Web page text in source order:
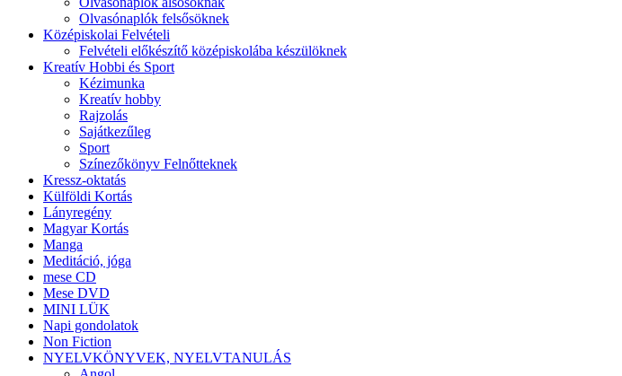
Olvasónaplók felsősöknek
Középiskolai Felvételi
Felvételi előkészítő középiskolába készülöknek
Kreatív Hobbi és Sport
Kézimunka
Kreatív hobby
Rajzolás
Sajátkezűleg
Sport
Színezőkönyv Felnőtteknek
Kressz-oktatás
Külföldi Kortás
Lányregény
Magyar Kortás
Manga
Meditáció, jóga
mese CD
Mese DVD
MINI LÜK
Napi gondolatok
Non Fiction
NYELVKÖNYVEK, NYELVTANULÁS